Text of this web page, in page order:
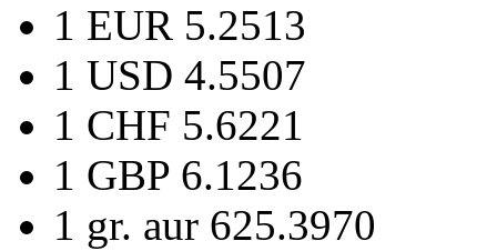
1 EUR 5.2513
1 USD 4.5507
1 CHF 5.6221
1 GBP 6.1236
1 gr. aur 625.3970